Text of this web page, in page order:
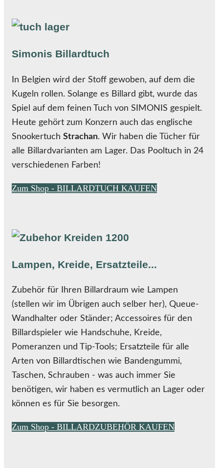
Simonis Billardtuch
In Belgien wird der Stoff gewoben, auf dem die
Kugeln rollen. Solange es Billard gibt, wurde das
Spiel auf dem feinen Tuch von SIMONIS gespielt.
Heute gehört zum Konzern auch das englische
Snookertuch Strachan. Wir haben die Tücher für
alle Billardvarianten am Lager. Das Pooltuch in 24
verschiedenen Farben!
Zum Shop - BILLARDTUCH KAUFEN
Lampen, Kreide, Ersatzteile...
Zubehör für Ihren Billardraum wie Lampen
(stellen wir im Übrigen auch selber her), Queue-
Wandhalter oder Ständer; Accessoires für den
Billardspieler wie Handschuhe, Kreide,
Pomeranzen und Tip-Tools; Ersatzteile für alle
Arten von Billardtischen wie Bandengummi,
Taschen, Schrauben - was auch immer Sie
benötigen, wir haben es vermutlich an Lager oder
können es für Sie besorgen.
Zum Shop - BILLARDZUBEHÖR KAUFEN